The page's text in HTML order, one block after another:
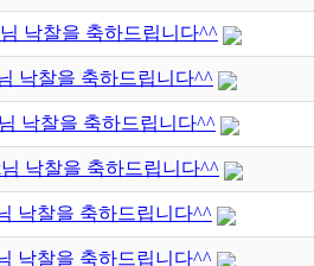
낙찰을 축하드립니다^^
낙찰을 축하드립니다^^
낙찰을 축하드립니다^^
낙찰을 축하드립니다^^
낙찰을 축하드립니다^^
낙찰을 축하드립니다^^